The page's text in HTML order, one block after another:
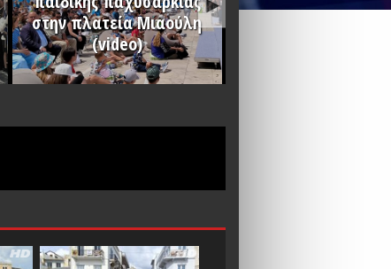
στην πλατεία Μιαούλη
(video)
PLAY